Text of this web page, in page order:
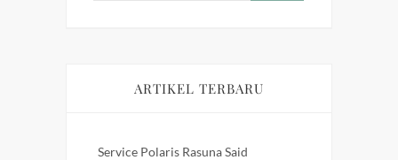
ARTIKEL TERBARU
Service Polaris Rasuna Said